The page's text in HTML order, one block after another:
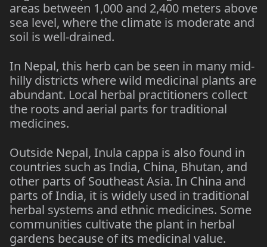
areas between 1,000 and 2,400 meters above
sea level, where the climate is moderate and
soil is well-drained.
In Nepal, this herb can be seen in many mid-
hilly districts where wild medicinal plants are
abundant. Local herbal practitioners collect
the roots and aerial parts for traditional
medicines.
Outside Nepal, Inula cappa is also found in
countries such as India, China, Bhutan, and
other parts of Southeast Asia. In China and
parts of India, it is widely used in traditional
herbal systems and ethnic medicines. Some
communities cultivate the plant in herbal
gardens because of its medicinal value.